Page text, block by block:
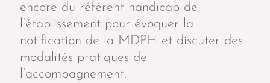
encore du référent handicap de
l’établissement pour évoquer la
notification de la MDPH et discuter des
modalités pratiques de
l’accompagnement.